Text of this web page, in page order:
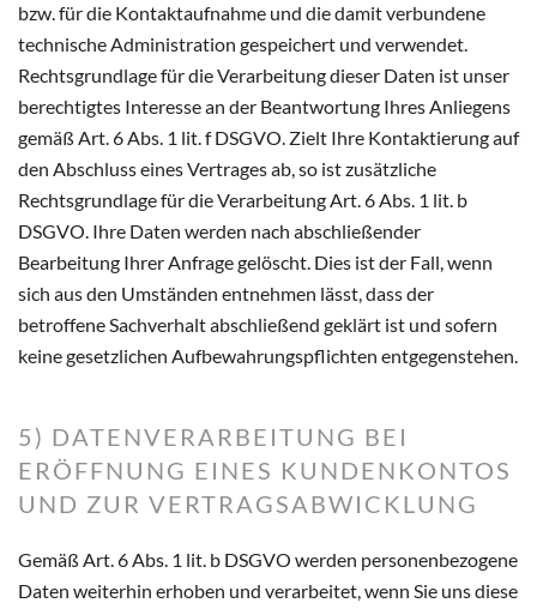
bzw. für die Kontaktaufnahme und die damit verbundene
technische Administration gespeichert und verwendet.
Rechtsgrundlage für die Verarbeitung dieser Daten ist unser
berechtigtes Interesse an der Beantwortung Ihres Anliegens
gemäß Art. 6 Abs. 1 lit. f DSGVO. Zielt Ihre Kontaktierung auf
den Abschluss eines Vertrages ab, so ist zusätzliche
Rechtsgrundlage für die Verarbeitung Art. 6 Abs. 1 lit. b
DSGVO. Ihre Daten werden nach abschließender
Bearbeitung Ihrer Anfrage gelöscht. Dies ist der Fall, wenn
sich aus den Umständen entnehmen lässt, dass der
betroffene Sachverhalt abschließend geklärt ist und sofern
keine gesetzlichen Aufbewahrungspflichten entgegenstehen.
5) DATENVERARBEITUNG BEI
ERÖFFNUNG EINES KUNDENKONTOS
UND ZUR VERTRAGSABWICKLUNG
Gemäß Art. 6 Abs. 1 lit. b DSGVO werden personenbezogene
Daten weiterhin erhoben und verarbeitet, wenn Sie uns diese